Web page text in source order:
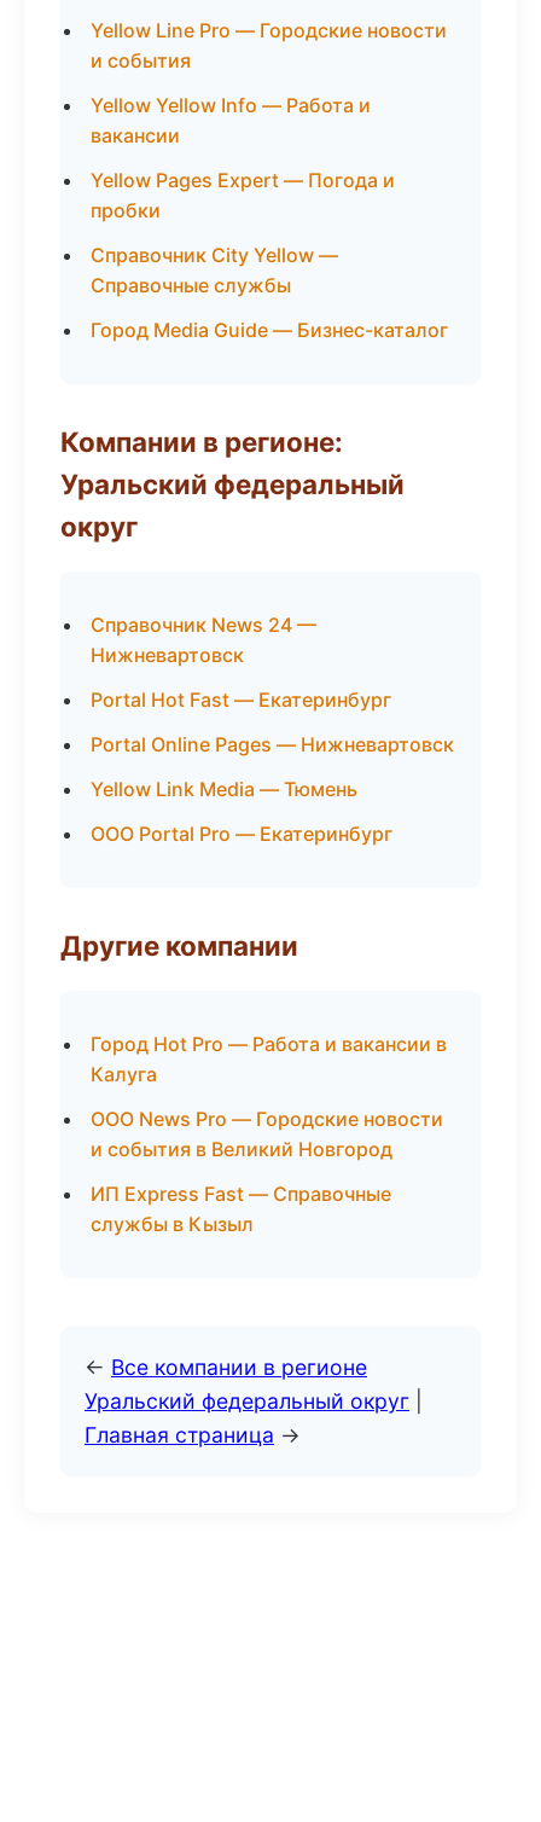
Yellow Line Pro — Городские новости
и события
Yellow Yellow Info — Работа и
вакансии
Yellow Pages Expert — Погода и
пробки
Справочник City Yellow —
Справочные службы
Город Media Guide — Бизнес-каталог
Компании в регионе:
Уральский федеральный
округ
Справочник News 24 —
Нижневартовск
Portal Hot Fast — Екатеринбург
Portal Online Pages — Нижневартовск
Yellow Link Media — Тюмень
ООО Portal Pro — Екатеринбург
Другие компании
Город Hot Pro — Работа и вакансии в
Калуга
ООО News Pro — Городские новости
и события в Великий Новгород
ИП Express Fast — Справочные
службы в Кызыл
← Все компании в регионе
Уральский федеральный округ
Главная страница →